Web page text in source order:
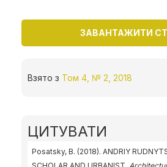
ЗАВАНТАЖИТИ
Взято з Том 4, № 2, 2018
ЦИТУВАТИ
Posatsky, B. (2018). ANDRIY